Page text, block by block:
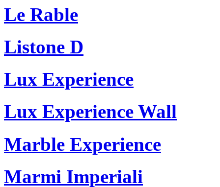
Le Rable
Listone D
Lux Experience
Lux Experience Wall
Marble Experience
Marmi Imperiali